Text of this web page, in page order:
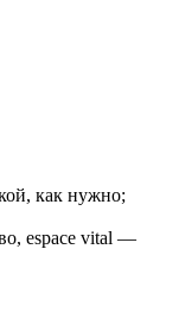
как нужно;
espace vital —